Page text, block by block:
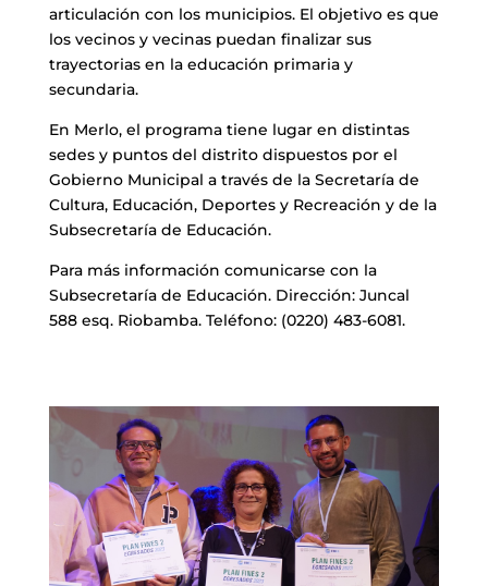
articulación con los municipios. El objetivo es que
los vecinos y vecinas puedan finalizar sus
trayectorias en la educación primaria y
secundaria.
En Merlo, el programa tiene lugar en distintas
sedes y puntos del distrito dispuestos por el
Gobierno Municipal a través de la Secretaría de
Cultura, Educación, Deportes y Recreación y de la
Subsecretaría de Educación.
Para más información comunicarse con la
Subsecretaría de Educación. Dirección: Juncal
588 esq. Riobamba. Teléfono: (0220) 483-6081.